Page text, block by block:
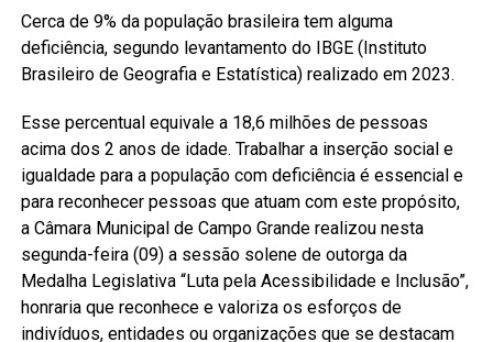
Cerca de 9% da população brasileira tem alguma
deficiência, segundo levantamento do IBGE (Instituto
Brasileiro de Geografia e Estatística) realizado em 2023.
Esse percentual equivale a 18,6 milhões de pessoas
acima dos 2 anos de idade. Trabalhar a inserção social e
igualdade para a população com deficiência é essencial e
para reconhecer pessoas que atuam com este propósito,
a Câmara Municipal de Campo Grande realizou nesta
segunda-feira (09) a sessão solene de outorga da
Medalha Legislativa “Luta pela Acessibilidade e Inclusão”,
honraria que reconhece e valoriza os esforços de
indivíduos, entidades ou organizações que se destacam